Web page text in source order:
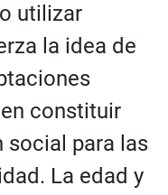
utilizar
la idea de
constituir
social para las
La edad y